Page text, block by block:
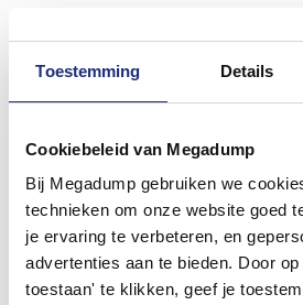
Toestemming Details
Cookiebeleid van Megadump
Bij Megadump gebruiken we
technieken om onze website goed
je ervaring te verbeteren, en
advertenties aan te bieden. Door
toestaan' te klikken, geef je